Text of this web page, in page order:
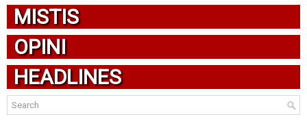
MISTIS
OPINI
HEADLINES